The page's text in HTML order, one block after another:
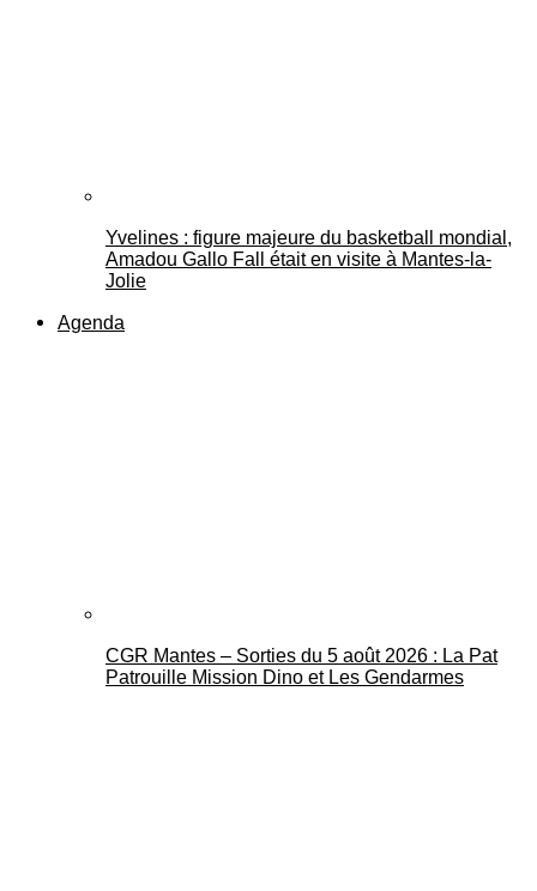
Yvelines : figure majeure du basketball mondial,
Amadou Gallo Fall était en visite à Mantes-la-
Jolie
Agenda
CGR Mantes – Sorties du 5 août 2026 : La Pat
Patrouille Mission Dino et Les Gendarmes